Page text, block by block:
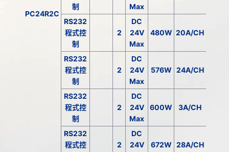
PC24R2C
制
Max
RS232
程式控
制
2
DC
24V
Max
480W 20A/CH
RS232
程式控
制
2
DC
24V
Max
576W 24A/CH
RS232
程式控
制
2
DC
24V
Max
600W 3A/CH
RS232
程式控
2
DC
24V
672W 28A/CH